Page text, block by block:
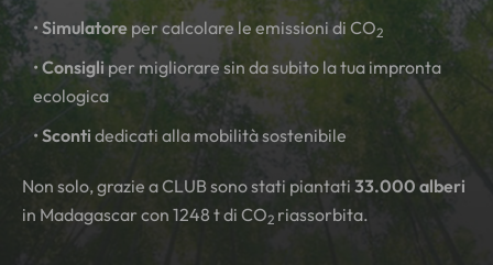
• Simulatore per calcolare le emissioni di CO2
• Consigliper migliorare sin da subito la tua impronta
ecologica
• Sconti dedicati alla mobilità sostenibile
Non solo, grazie a CLUB sono stati piantati 33.000 alberi
in Madagascar con 1248 t di CO2 riassorbita.